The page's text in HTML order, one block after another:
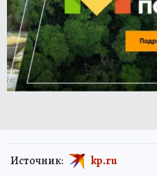
Источник: kp.ru